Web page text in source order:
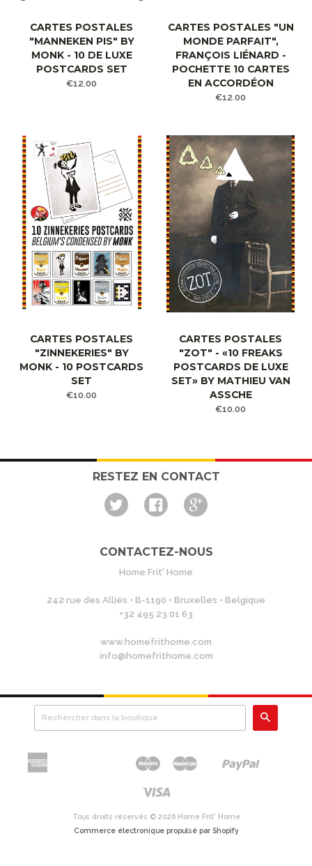
CARTES POSTALES
"MANNEKEN PIS" BY
MONK - 10 DE LUXE
POSTCARDS SET
€12.00
CARTES POSTALES "UN
MONDE PARFAIT",
FRANÇOIS LIÉNARD -
POCHETTE 10 CARTES
EN ACCORDÉON
€12.00
CARTES POSTALES
"ZINNEKERIES" BY
MONK - 10 POSTCARDS
SET
€10.00
CARTES POSTALES
"ZOT" - «10 FREAKS
POSTCARDS DE LUXE
SET» BY MATHIEU VAN
ASSCHE
€10.00
RESTEZ EN CONTACT
Twitter Facebook
CONTACTEZ-NOUS
Home Frit' Home
242 rue des Alliés • B-1190 • Bruxelles • Belgique
+32 495 23 01 63
www.homefrithome.com
info@homefrithome.com
Klarna
Maestro Master
Mobilepay
Tous droits réservés © 2026 Home Frit' Home
Commerce électronique propulsé par Shopify